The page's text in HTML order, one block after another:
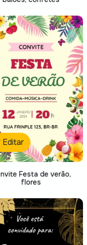
Editar
Festa de verão,
flores